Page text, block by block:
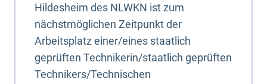
Hildesheim des NLWKN ist zum
nächstmöglichen Zeitpunkt der
Arbeitsplatz einer/eines staatlich
geprüften Technikerin/staatlich geprüften
Technikers/Technischen